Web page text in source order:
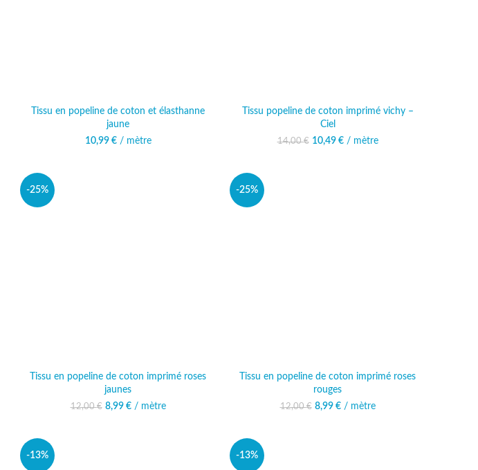
Tissu en popeline de coton et élasthanne
jaune
10,99 €/ mètre
Tissu popeline de coton imprimé vichy –
Ciel
14,00€
Le prix initial était :
10,49 € Le prix actuel est :
/ mètre
-25%
Tissu en popeline de coton imprimé roses
jaunes
12,00€
Le prix initial était :
8,99 € Le prix actuel est :
/ mètre
-25%
Tissu en popeline de coton imprimé roses
rouges
12,00€
Le prix initial était :
8,99 € Le prix actuel est :
/ mètre
-13% -13%